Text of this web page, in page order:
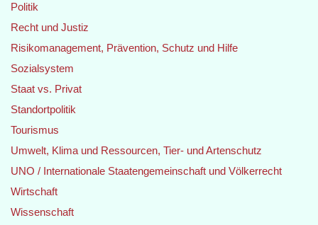
Politik
Recht und Justiz
Risikomanagement, Prävention, Schutz und Hilfe
Sozialsystem
Staat vs. Privat
Standortpolitik
Tourismus
Umwelt, Klima und Ressourcen, Tier- und Artenschutz
UNO / Internationale Staatengemeinschaft und Völkerrecht
Wirtschaft
Wissenschaft